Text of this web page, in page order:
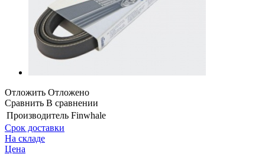
Отложить Отложено
Сравнить В сравнении
Производитель Finwhale
Срок доставки
На складе
Цена